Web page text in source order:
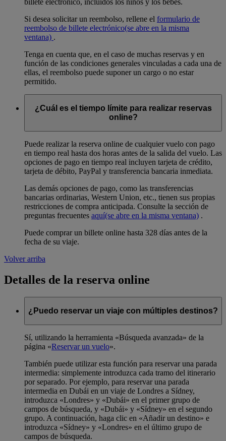
billete electrónico, incluidos los niños y los bebés.
Si desea solicitar un reembolso, rellene el formulario de
reembolso de billete electrónico(se abre en la misma
ventana) .
Tenga en cuenta que, en el caso de muchas reservas y en
función de las condiciones generales vinculadas a cada una de
ellas, el reembolso puede suponer un cargo o no estar
permitido.
¿Cuál es el tiempo límite para realizar reservas
online?
Puede realizar la reserva online de cualquier vuelo con pago
en tiempo real hasta dos horas antes de la salida del vuelo. Las
opciones de pago en tiempo real incluyen tarjeta de crédito,
tarjeta de débito, PayPal y transferencia bancaria inmediata.
Las demás opciones de pago, como las transferencias
bancarias ordinarias, Western Union, etc., tienen sus propias
restricciones de compra anticipada. Consulte la sección de
preguntas frecuentes aquí(se abre en la misma ventana) .
Puede comprar un billete online hasta 328 días antes de la
fecha de su viaje.
Volver arriba
Detalles de la reserva online
¿Puedo reservar un viaje con múltiples destinos?
Sí, utilizando la herramienta «Búsqueda avanzada» de la
página «Reservar un vuelo».
También puede utilizar esta función para reservar una parada
intermedia: simplemente introduzca cada tramo del itinerario
por separado. Por ejemplo, para reservar una parada
intermedia en Dubái en un viaje de Londres a Sídney,
introduzca «Londres» y «Dubái» en el primer grupo de
campos de búsqueda, y «Dubái» y «Sídney» en el segundo
grupo. A continuación, haga clic en «Añadir un destino» e
introduzca «Sídney» y «Londres» en el último grupo de
campos de búsqueda.